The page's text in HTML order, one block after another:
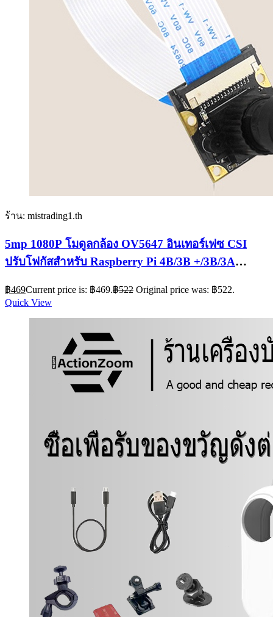
ร้าน: mistrading1.th
5mp 1080P โมดูลกล้อง OV5647 อินเทอร์เฟซ CSI
ปรับโฟกัสสําหรับ Raspberry Pi 4B/3B +/3B/3A
฿469Current price is: ฿469.฿522 Original price was: ฿522.
Quick View